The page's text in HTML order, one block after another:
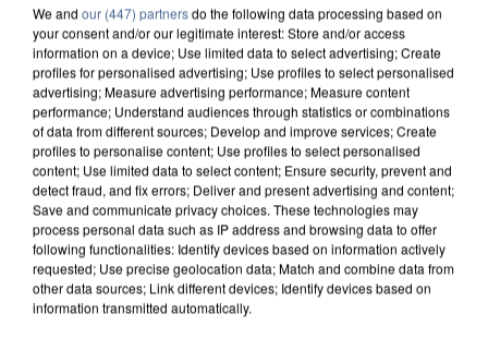
APRÈS TOUTES CES CANICULES, LES REFUGES
DE FAUNE SAUVAGE SONT...
We and our (447) partnersdo the following data processing based on
your consent and/or our legitimate interest: Store and/or access
information on a device; Use limited data to select advertising; Create
profiles for personalised advertising; Use profiles to select personalised
advertising; Measure advertising performance; Measure content
performance; Understand audiences through statistics or combinations
of data from different sources; Develop and improve services; Create
profiles to personalise content; Use profiles to select personalised
content; Use limited data to select content; Ensure security, prevent and
detect fraud, and fix errors; Deliver and present advertising and content;
Save and communicate privacy choices. These technologies may
process personal data such as IP address and browsing data to offer
following functionalities: Identify devices based on information actively
requested; Use precise geolocation data; Match and combine data from
other data sources; Link different devices; Identify devices based on
information transmitted automatically.